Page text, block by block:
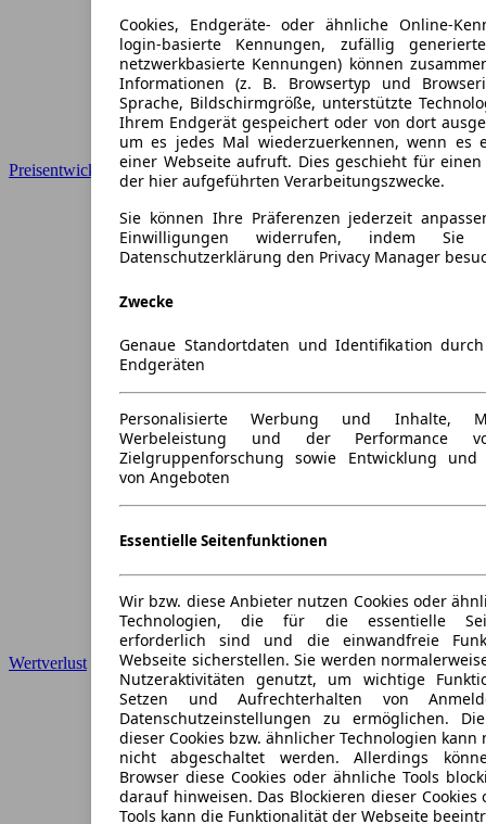
Cookies, Endgeräte- oder ähnliche Online-
login-basierte Kennungen, zufällig
netzwerkbasierte Kennungen) können
Informationen (z. B. Browsertyp und
Sprache, Bildschirmgröße, unterstützte
Ihrem Endgerät gespeichert oder von dort
um es jedes Mal wiederzuerkennen, wenn es
einer Webseite aufruft. Dies geschieht für
der hier aufgeführten Verarbeitungszwecke.
Sie können Ihre Präferenzen jederzeit
Einwilligungen widerrufen, indem
Datenschutzerklärung den Privacy Manager
Zwecke
Genaue Standortdaten und Identifikation
Endgeräten
Personalisierte Werbung und Inhalte,
Werbeleistung und der Performance
Zielgruppenforschung sowie Entwicklung und
von Angeboten
Essentielle Seitenfunktionen
Wir bzw. diese Anbieter nutzen Cookies oder
Technologien, die für die essentielle
erforderlich sind und die einwandfreie
Webseite sicherstellen. Sie werden
Nutzeraktivitäten genutzt, um wichtige
Setzen und Aufrechterhalten von
Datenschutzeinstellungen zu ermöglichen.
dieser Cookies bzw. ähnlicher Technologien kann
nicht abgeschaltet werden. Allerdings
Browser diese Cookies oder ähnliche Tools
darauf hinweisen. Das Blockieren dieser
Tools kann die Funktionalität der Webseite
Preisentwicklung
Wertverlust